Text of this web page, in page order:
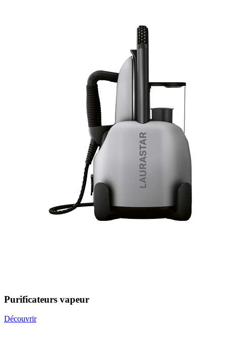
Purificateurs vapeur
Découvrir